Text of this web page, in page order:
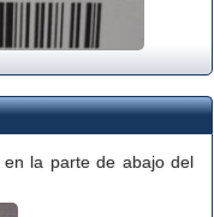
en la parte de abajo del